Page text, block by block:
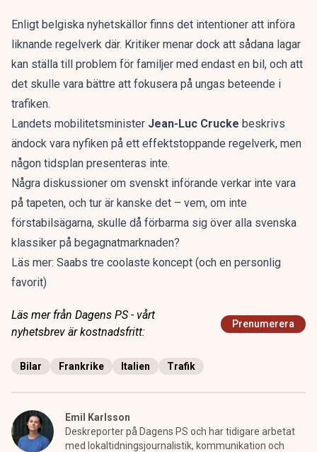
Enligt belgiska nyhetskällor finns det intentioner att införa
liknande regelverk där. Kritiker menar dock att sådana lagar
kan ställa till problem för familjer med endast en bil, och att
det skulle vara bättre att fokusera på ungas beteende i
trafiken.
Landets mobilitetsminister Jean-Luc Crucke beskrivs
ändock vara nyfiken på ett effektstoppande regelverk, men
någon tidsplan presenteras inte.
Några diskussioner om svenskt införande verkar inte vara
på tapeten, och tur är kanske det – vem, om inte
förstabilsägarna, skulle då förbarma sig över alla svenska
klassiker på begagnatmarknaden?
Läs mer: Saabs tre coolaste koncept (och en personlig
favorit)
Läs mer från Dagens PS - vårt
nyhetsbrev är kostnadsfritt:
Prenumerera
Bilar Frankrike Italien Trafik
Emil Karlsson
Deskreporter på Dagens PS och har tidigare arbetat
med lokaltidningsjournalistik, kommunikation och